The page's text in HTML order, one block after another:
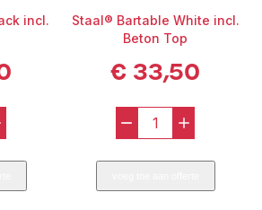
incl.
Staal® Bartable White incl.
Beton Top
€ 33,50
-
Staal®
Bartable
White
+